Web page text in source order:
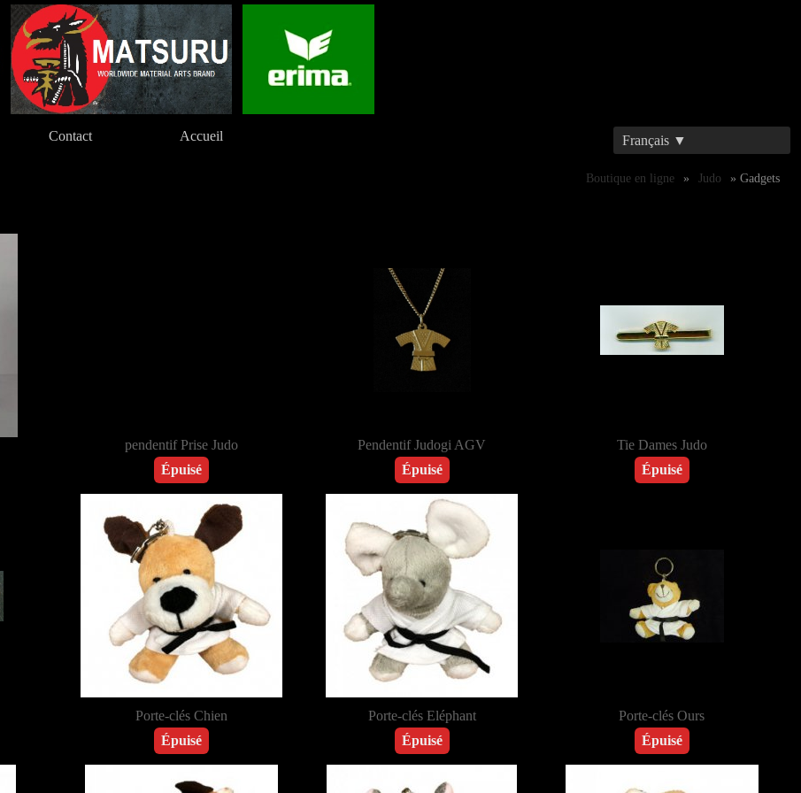
Français ▼
Contact Accueil
Boutique en ligne » Judo » Gadgets
pendentif Prise Judo
Épuisé
Pendentif Judogi AGV
Épuisé
Tie Dames Judo
Épuisé
Porte-clés Chien
Épuisé
Porte-clés Eléphant
Épuisé
Porte-clés Ours
Épuisé